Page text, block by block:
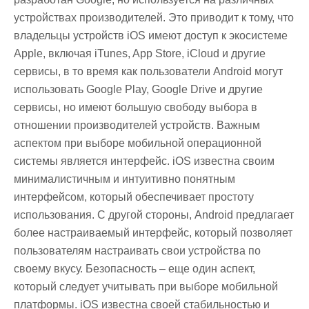
устройствах производителей. Это приводит к тому, что
владельцы устройств iOS имеют доступ к экосистеме
Apple, включая iTunes, App Store, iCloud и другие
сервисы, в то время как пользователи Android могут
использовать Google Play, Google Drive и другие
сервисы, но имеют большую свободу выбора в
отношении производителей устройств. Важным
аспектом при выборе мобильной операционной
системы является интерфейс. iOS известна своим
минималистичным и интуитивно понятным
интерфейсом, который обеспечивает простоту
использования. С другой стороны, Android предлагает
более настраиваемый интерфейс, который позволяет
пользователям настраивать свои устройства по
своему вкусу. Безопасность – еще один аспект,
который следует учитывать при выборе мобильной
платформы. iOS известна своей стабильностью и